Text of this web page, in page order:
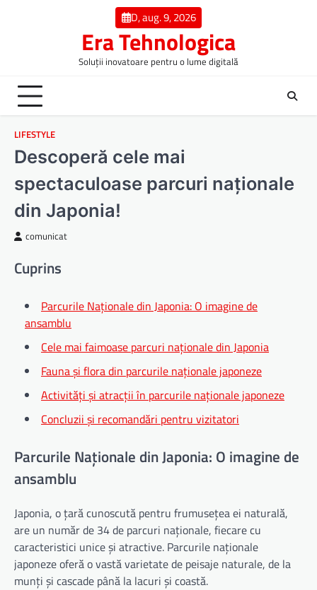
D, aug. 9, 2026
Era Tehnologica
Soluții inovatoare pentru o lume digitală
LIFESTYLE
Descoperă cele mai
spectaculoase parcuri naționale
din Japonia!
comunicat
Cuprins
Parcurile Naționale din Japonia: O imagine de
ansamblu
Cele mai faimoase parcuri naționale din Japonia
Fauna și flora din parcurile naționale japoneze
Activități și atracții în parcurile naționale japoneze
Concluzii și recomandări pentru vizitatori
Parcurile Naționale din Japonia: O imagine de
ansamblu
Japonia, o țară cunoscută pentru frumusețea ei naturală,
are un număr de 34 de parcuri naționale, fiecare cu
caracteristici unice și atractive. Parcurile naționale
japoneze oferă o vastă varietate de peisaje naturale, de la
munți și cascade până la lacuri și coastă.